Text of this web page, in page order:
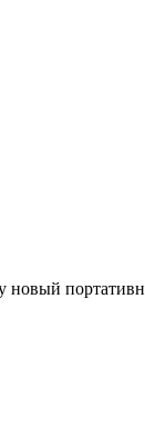
новый